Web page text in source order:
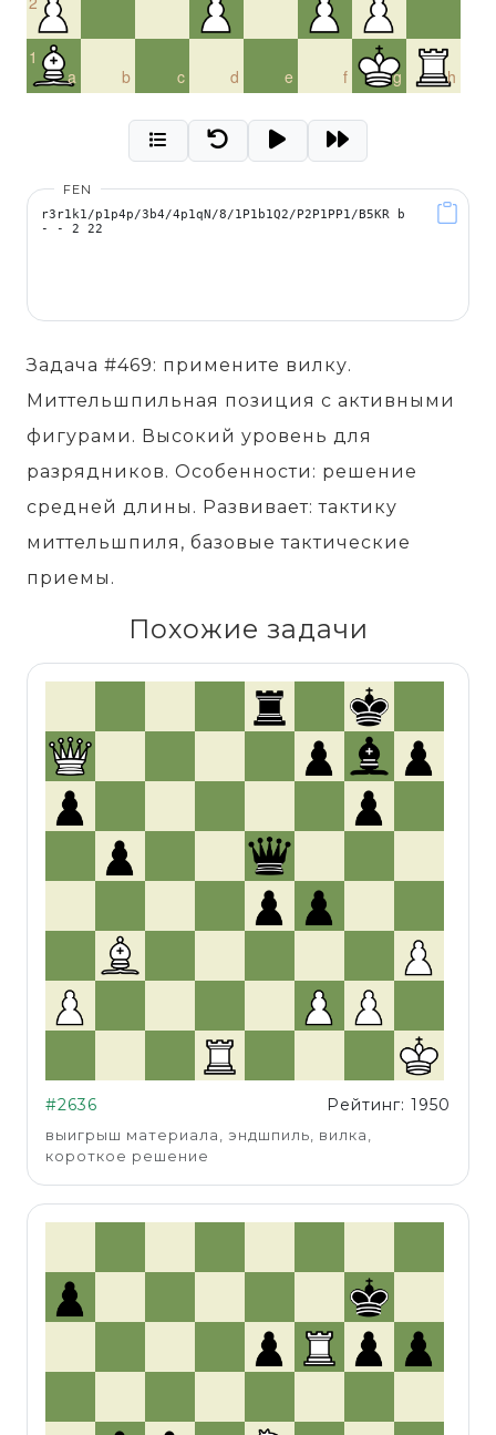
a
1
b
c d e f g h
FEN
Задача #469: примените вилку.
Миттельшпильная позиция с активными
фигурами. Высокий уровень для
разрядников. Особенности: решение
средней длины. Развивает: тактику
миттельшпиля, базовые тактические
приемы.
Похожие задачи
#2636 Рейтинг: 1950
выигрыш материала, эндшпиль, вилка,
короткое решение